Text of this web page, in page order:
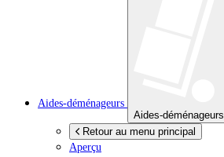
Aides-déménageurs
Aides-déménageurs
Retour au menu principal
Aperçu